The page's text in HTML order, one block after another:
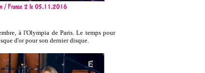
à l'Olympia de Paris. Le temps pour
d'or pour son dernier disque.